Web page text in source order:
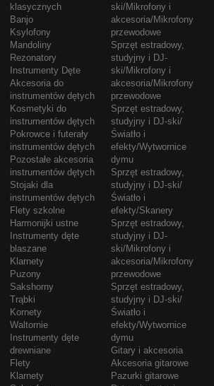
klasycznych
Banjo
Ksylofony
Mandoliny
Rezonatory
Instrumenty Dęte
Akcesoria do
instrumentów dętych
Kosmetyki do
instrumentów dętych
Pokrowce i futerały
instrumentów dętych
Pozostałe akcesoria
instrumentów dętych
Stojaki dla
instrumentów dętych
Flety szkolne
Harmonijki ustne
Instrumenty dęte
blaszane
Klarnety
Puzony
Sakshorny
Trąbki
Kornety
Waltornie
Instrumenty dęte
drewniane
Flety
Klarnety
ski/Mikrofony i
akcesoria/Mikrofony
przewodowe
Sprzęt estradowy,
studyjny i DJ-
ski/Mikrofony i
akcesoria/Mikrofony
przewodowe
Sprzęt estradowy,
studyjny i DJ-ski/
Światło i
efekty/Wytwornice
dymu
Sprzęt estradowy,
studyjny i DJ-ski/
Światło i
efekty/Skanery
Sprzęt estradowy,
studyjny i DJ-
ski/Mikrofony i
akcesoria/Mikrofony
przewodowe
Sprzęt estradowy,
studyjny i DJ-ski/
Światło i
efekty/Wytwornice
dymu
Gitary i akcesoria
Akcesoria gitarowe
Pazurki gitarowe